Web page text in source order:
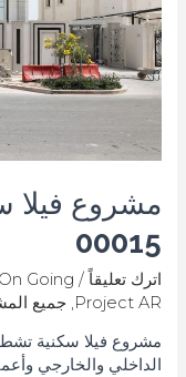
مشروع فيلا
00015
اترك تعليقاً /
On Going
Project AR
, جميع
مشروع فيلا سكنية
الداخلي والخارجي
00015